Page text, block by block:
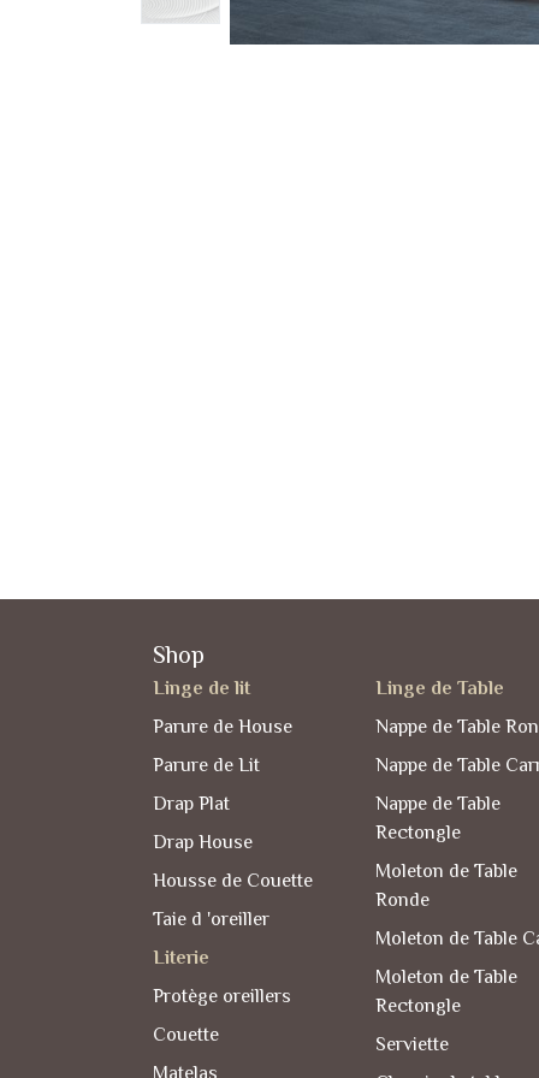
Linge de Table
Nappe de Table
Nappe de Table
Nappe de Table
Rectongle
Moleton de Table
Ronde
Moleton de Table
Moleton de Table
Rectongle
Serviette
Shop
Linge de lit
Parure de House
Parure de Lit
Drap Plat
Drap House
Housse de Couette
Taie d 'oreiller
Literie
Protège oreillers
Couette
Matelas